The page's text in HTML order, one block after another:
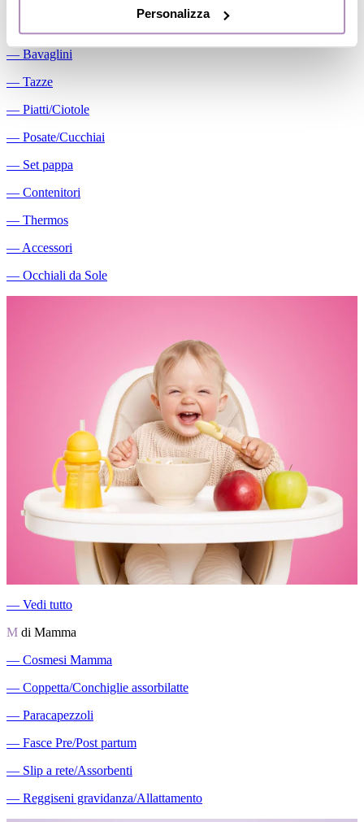
Personalizza
― Bavaglini
― Tazze
― Piatti/Ciotole
― Posate/Cucchiai
― Set pappa
― Contenitori
― Thermos
― Accessori
― Occhiali da Sole
― Vedi tutto
M di Mamma
― Cosmesi Mamma
― Coppetta/Conchiglie assorbilatte
― Paracapezzoli
― Fasce Pre/Post partum
― Slip a rete/Assorbenti
― Reggiseni gravidanza/Allattamento